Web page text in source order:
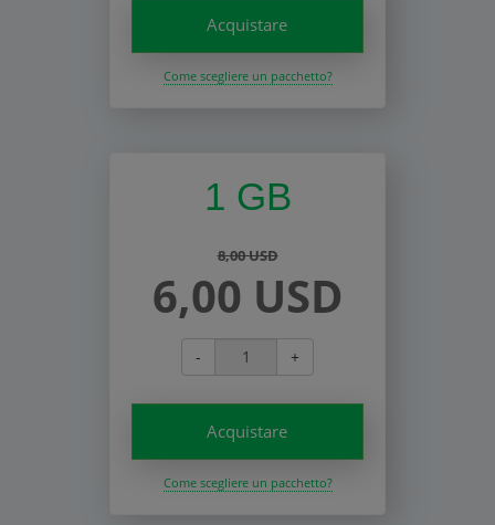
Acquistare
Come scegliere un pacchetto?
1 GB
8,00 USD
6,00 USD
- +
Acquistare
Come scegliere un pacchetto?